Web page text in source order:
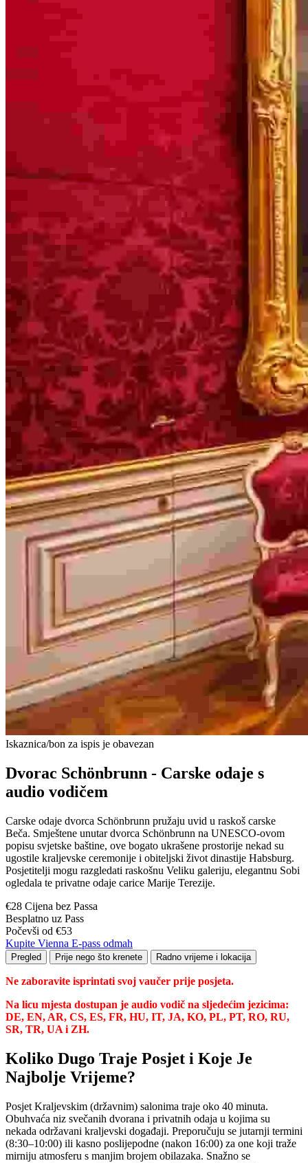
Iskaznica/bon za ispis je obavezan
Dvorac Schönbrunn - Carske odaje s
audio vodičem
Carske odaje dvorca Schönbrunn pružaju uvid u raskoš carske
Beča. Smještene unutar dvorca Schönbrunn na UNESCO-ovom
popisu svjetske baštine, ove bogato ukrašene prostorije nekad su
ugostile kraljevske ceremonije i obiteljski život dinastije Habsburg.
Posjetitelji mogu razgledati raskošnu Veliku galeriju, elegantnu Sobi
ogledala te privatne odaje carice Marije Terezije.
€28 Cijena bez Passa
Besplatno uz Pass
Počevši od €53
Kupite Vienna E-pass odmah
Pregled Prije nego što krenete Radno vrijeme i lokacija
Ne zaboravite isprintati svoj vaučer prije posjeta.
Na licu mjesta dostupan je audio vodič na sljedećim jezicima:
DE, EN, AR, CS, ES, FR, HU, IT, JA, KO, PL, PT, RO, RU,
SR, TR, UA i ZH.
Koliko Dugo Traje Posjet i Koje Je
Najbolje Vrijeme?
Posjet Kraljevskim (državnim) salonima traje oko 40 minuta.
Obuhvaća niz svečanih dvorana i privatnih odaja u kojima su
nekada održavani kraljevski događaji. Preporučuju se jutarnji termini
(8:30–10:00) ili kasno poslijepodne (nakon 16:00) za one koji traže
mirniju atmosferu s manjim brojem obilazaka. Snažno se